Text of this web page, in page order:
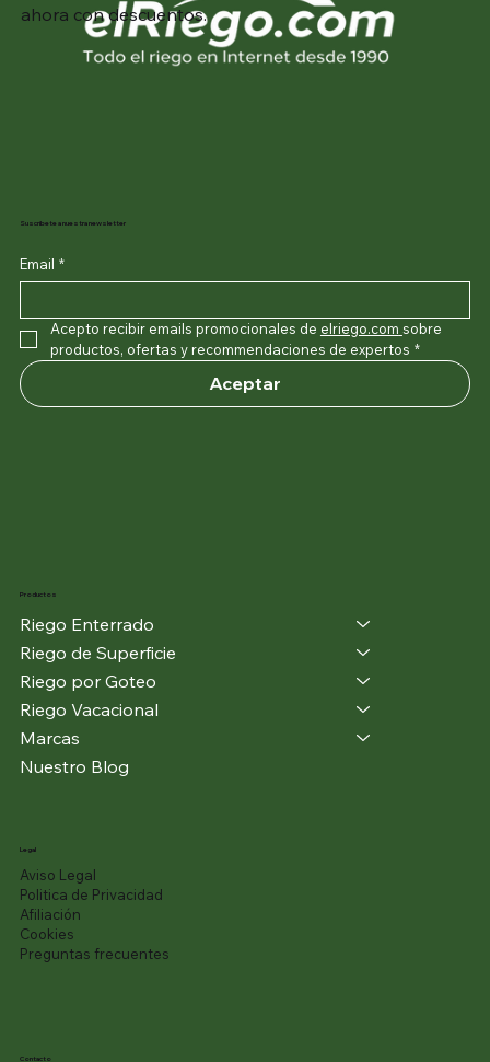
ahora con descuentos.
Suscribete a nuestra newsletter
Email *
Acepto recibir emails promocionales de elriego.com sobre
productos, ofertas y recommendaciones de expertos *
Aceptar
Productos
Riego Enterrado
Riego de Superficie
Riego por Goteo
Riego Vacacional
Marcas
Nuestro Blog
Contacto
Legal
Aviso Legal
Politica de Privacidad
Afiliación
Cookies
Preguntas frecuentes